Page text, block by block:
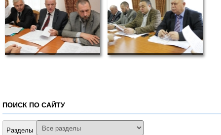
ПОИСК ПО САЙТУ
Разделы